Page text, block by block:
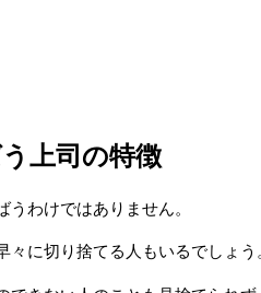
上司の特徴
わけではありません。
に切り捨てる人もいるでしょう